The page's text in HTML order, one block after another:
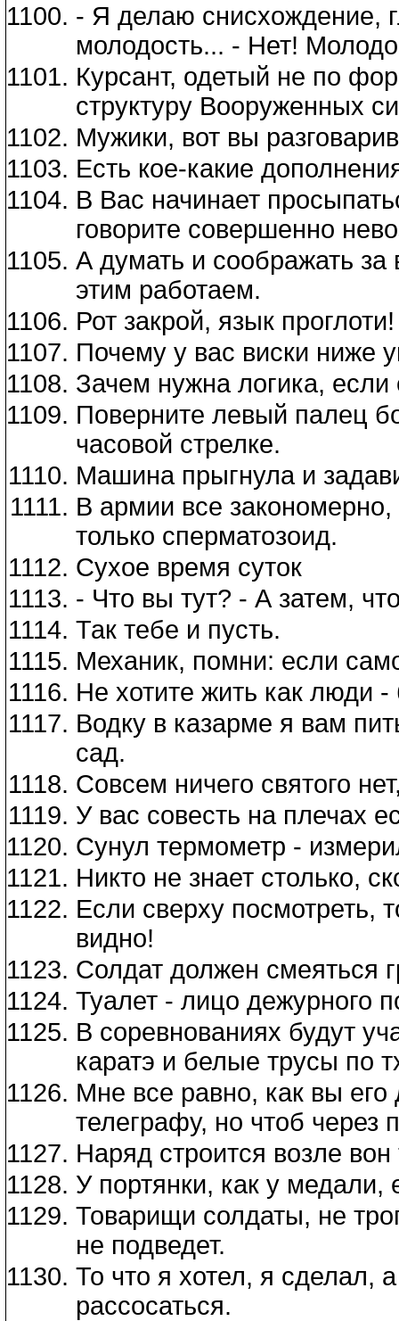
- Я делаю снисхождение,
молодость... - Нет!
Курсант, одетый не по
структуру Вооруженных
Мужики, вот вы
Есть кое-какие
В Вас начинает
говорите совершенно
А думать и соображать
этим работаем.
Рот закрой, язык проглоти!
Почему у вас виски ниже
Зачем нужна логика, если
Поверните левый палец
часовой стрелке.
Машина прыгнула и
В армии все
только сперматозоид.
Сухое время суток
- Что вы тут? - А затем,
Так тебе и пусть.
Механик, помни: если
Не хотите жить как люди -
Водку в казарме я вам
сад.
Совсем ничего святого
У вас совесть на плечах
Сунул термометр -
Никто не знает столько,
Если сверху посмотреть,
видно!
Солдат должен смеяться
Туалет - лицо дежурного
В соревнованиях будут
каратэ и белые трусы по
Мне все равно, как вы его
телеграфу, но чтоб через
Наряд строится возле вон
У портянки, как у медали,
Товарищи солдаты, не
не подведет.
То что я хотел, я сделал,
рассосаться.